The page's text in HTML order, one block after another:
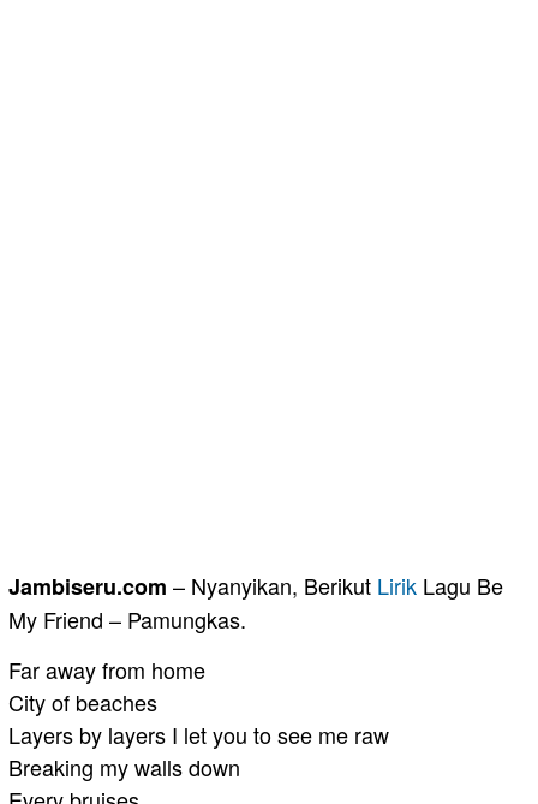
Jambiseru.com – Nyanyikan, Berikut Lirik Lagu Be
My Friend – Pamungkas.
Far away from home
City of beaches
Layers by layers I let you to see me raw
Breaking my walls down